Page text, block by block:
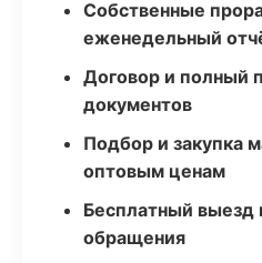
Собственные
еженедельный
Договор и полный
документов
Подбор и закупка
оптовым ценам
Бесплатный выезд
обращения